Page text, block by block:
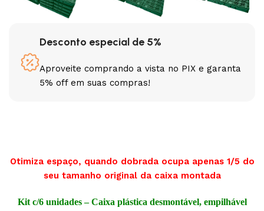
Desconto especial de 5%
Aproveite comprando a vista no PIX e garanta
5% off em suas compras!
Otimiza espaço, quando dobrada ocupa apenas 1/5 do
seu tamanho original da caixa montada
Kit c/6 unidades – Caixa plástica desmontável, empilhável